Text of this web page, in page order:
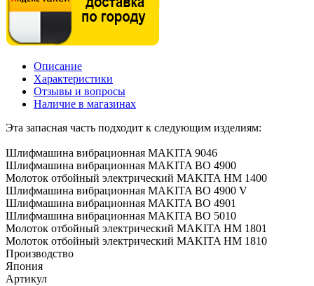
Описание
Характеристики
Отзывы и вопросы
Наличие в магазинах
Эта запасная часть подходит к следующим изделиям:
Шлифмашина вибрационная MAKITA 9046
Шлифмашина вибрационная MAKITA BO 4900
Молоток отбойный электрический MAKITA HM 1400
Шлифмашина вибрационная MAKITA BO 4900 V
Шлифмашина вибрационная MAKITA BO 4901
Шлифмашина вибрационная MAKITA BO 5010
Молоток отбойный электрический MAKITA HM 1801
Молоток отбойный электрический MAKITA HM 1810
Производство
Япония
Артикул